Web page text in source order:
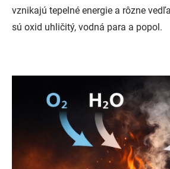
vznikajú tepelné energie a rôzne
sú oxid uhličitý, vodná para a popol.